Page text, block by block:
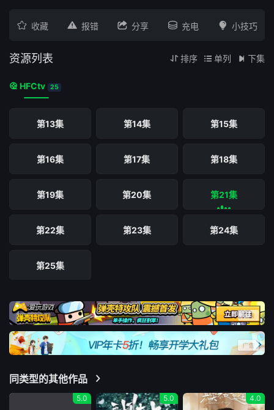
 收藏  报错  分享  充电  小技巧
资源列表  排序  单列  下集
 HFCtv 25
第07集 第09集
第10集
第13集 第14集 第15集
第16集 第17集 第18集
第19集 第20集 第21集
第22集 第23集 第24集
第25集
同类型的其他作品
5.0 5.0 4.0